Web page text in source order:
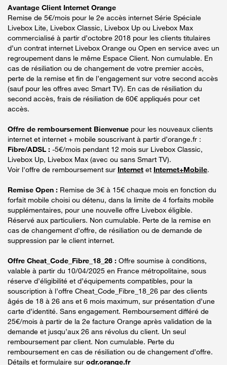
Avantage Client Internet Orange
Remise de 5€/mois pour le 2e accès internet Série Spéciale
Livebox Lite, Livebox Classic, Livebox Up ou Livebox Max
commercialisé à partir d’octobre 2018 pour les clients titulaires
d’un contrat internet Livebox Orange ou Open en service avec un
regroupement dans le même Espace Client. Non cumulable. En
cas de résiliation ou de changement de votre premier accès,
perte de la remise et fin de l’engagement sur votre second accès
(sauf pour les offres avec Smart TV). En cas de résiliation du
second accès, frais de résiliation de 60€ appliqués pour cet
accès.
Offre de remboursement Bienvenue pour les nouveaux clients
internet et internet + mobile souscrivant à partir d’orange.fr :
Fibre/ADSL : -5€/mois pendant 12 mois sur Livebox Classic,
Livebox Up, Livebox Max (avec ou sans Smart TV).
Voir l'offre de remboursement sur Internet et Internet+Mobile.
Remise Open : Remise de 3€ à 15€ chaque mois en fonction du
forfait mobile choisi ou détenu, dans la limite de 4 forfaits mobile
supplémentaires, pour une nouvelle offre Livebox éligible.
Réservé aux particuliers. Non cumulable. Perte de la remise en
cas de changement d'offre, de résiliation ou de demande de
suppression par le client internet.
Offre Cheat_Code_Fibre_18_26 : Offre soumise à conditions,
valable à partir du 10/04/2025 en France métropolitaine, sous
réserve d’éligibilité et d’équipements compatibles, pour la
souscription à l’offre Cheat_Code_Fibre_18_26 par des clients
âgés de 18 à 26 ans et 6 mois maximum, sur présentation d’une
carte d’identité. Sans engagement. Remboursement différé de
25€/mois à partir de la 2e facture Orange après validation de la
demande et jusqu’aux 26 ans révolus du client. Un seul
remboursement par client. Non cumulable. Perte du
remboursement en cas de résiliation ou de changement d’offre.
Détails et formulaire sur odr.orange.fr